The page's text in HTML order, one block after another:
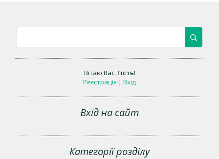
Вітаю Вас, Гість!
Реєстрація | Вхід
Вхід на сайт
Категорії розділу